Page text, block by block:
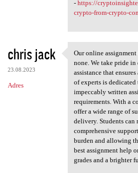
- https://
crypto-from-crypto-
chris jack
23.08.2023
Adres
Our online
Our online
none. We take pride
assistance that
of experts is dedicated
impeccably written
requirements. With a
offer a wide range of
delivery. Students can
comprehensive
burden and allowing
best assignment help
grades and a brighter